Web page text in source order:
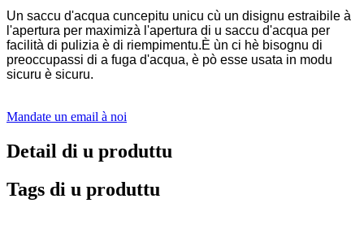
Un saccu d'acqua cuncepitu unicu cù un disignu estraibile à
l'apertura per maximizà l'apertura di u saccu d'acqua per
facilità di pulizia è di riempimentu.È ùn ci hè bisognu di
preoccupassi di a fuga d'acqua, è pò esse usata in modu
sicuru è sicuru.
Mandate un email à noi
Detail di u produttu
Tags di u produttu